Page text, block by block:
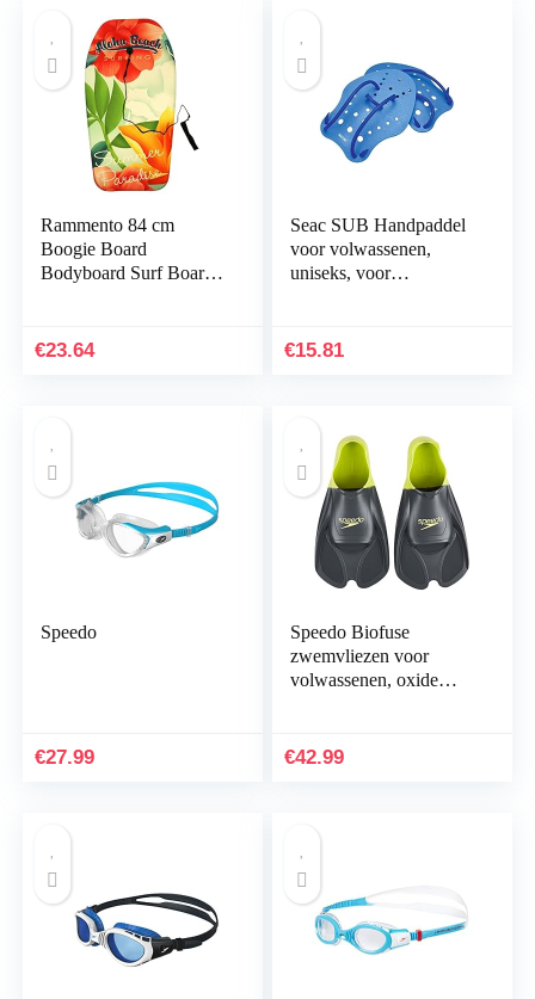
Rammento 84 cm
Boogie Board
Bodyboard Surf Board
& Lijn Plug
€23.64
Seac SUB Handpaddel
voor volwassenen,
uniseks, voor
lucht
€15.81
Speedo
€27.99
Speedo Biofuse
zwemvliezen voor
volwassenen, oxide
€42.99